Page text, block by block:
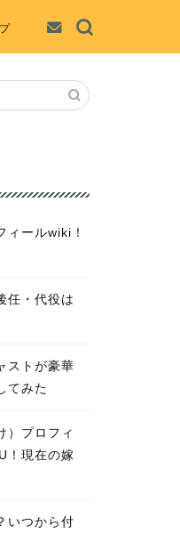
ィールwiki！
任・代役は
ストが豪華
てみた
）プロフィ
！現在の嫁
いつから付